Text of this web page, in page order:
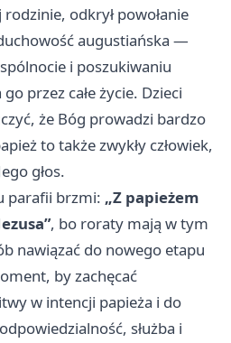
rodzinie, odkrył powołanie
augustiańska —
i poszukiwaniu
przez całe życie. Dzieci
że Bóg prowadzi bardzo
to także zwykły człowiek,
głos.
parafii brzmi: „Z papieżem
, bo roraty mają w tym
nawiązać do nowego etapu
by zachęcać
w intencji papieża i do
służba i